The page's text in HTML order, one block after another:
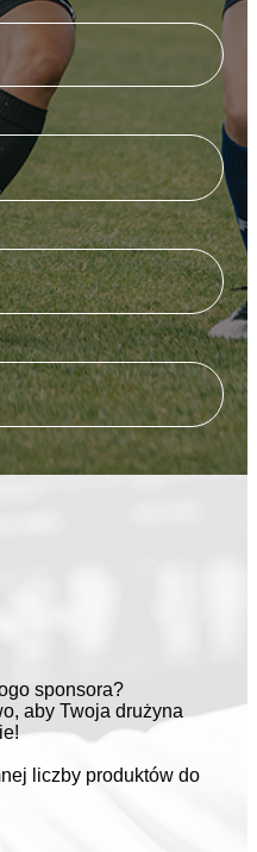
sponsora?
aby Twoja drużyna
liczby produktów do